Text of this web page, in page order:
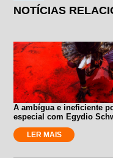
NOTÍCIAS
A ambígua e ineficiente
especial com Egydio
LER MAIS